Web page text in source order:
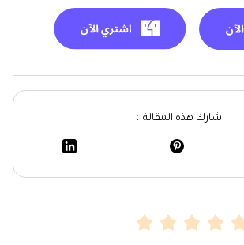
شارك هذه المقالة：